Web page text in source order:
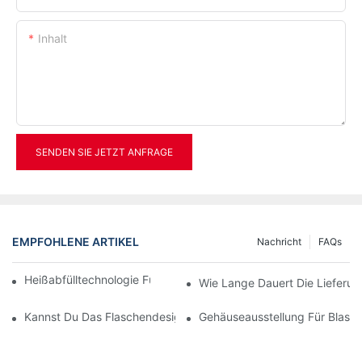
Inhalt
SENDEN SIE JETZT ANFRAGE
EMPFOHLENE ARTIKEL FAQs
Nachricht
Heißabfülltechnologie Für PET-Flaschen (Teil Eins)
Wie Lange Dauert Die
Kannst Du Das Flaschendesign Erstellen?Gehäuseausstellung Für